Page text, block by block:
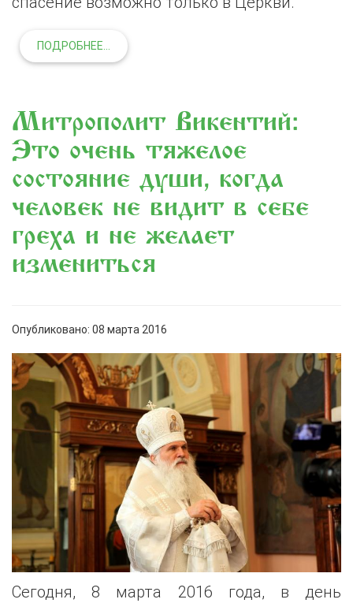
ПОДРОБНЕЕ...
Митрополит Викентий:
«Это очень тяжелое
состояние души, когда
человек не видит в себе
греха и не желает
измениться»
Опубликовано: 08 марта 2016
Сегодня, 8 марта 2016 года, в день